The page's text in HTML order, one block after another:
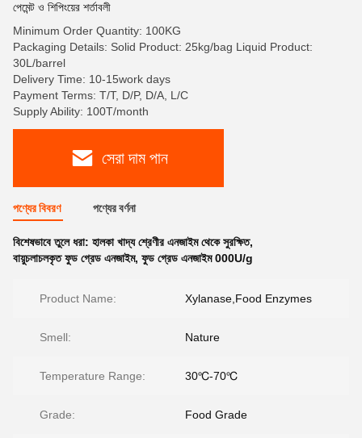
পেমেন্ট ও শিপিংয়ের শর্তাবলী
Minimum Order Quantity: 100KG
Packaging Details: Solid Product: 25kg/bag Liquid Product:
30L/barrel
Delivery Time: 10-15work days
Payment Terms: T/T, D/P, D/A, L/C
Supply Ability: 100T/month
সেরা দাম পান
পণ্যের বিবরণ পণ্যের বর্ণনা
বিশেষভাবে তুলে ধরা: হালকা খাদ্য শ্রেণীর এনজাইম থেকে সুরক্ষিত,
বায়ুচলাচলকৃত ফুড গ্রেড এনজাইম, ফুড গ্রেড এনজাইম 000U/g
Product Name: Xylanase,Food Enzymes
Smell: Nature
Temperature Range: 30℃-70℃
Grade: Food Grade